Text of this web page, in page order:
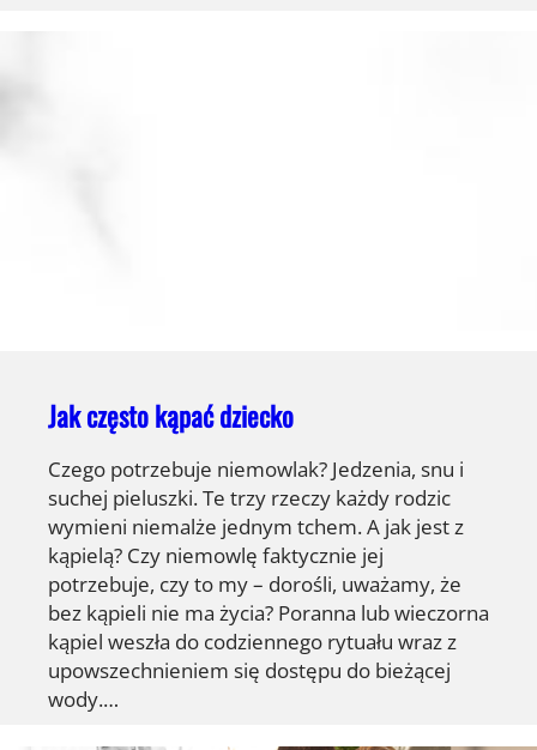
Jak często kąpać dziecko
Czego potrzebuje niemowlak? Jedzenia, snu i
suchej pieluszki. Te trzy rzeczy każdy rodzic
wymieni niemalże jednym tchem. A jak jest z
kąpielą? Czy niemowlę faktycznie jej
potrzebuje, czy to my – dorośli, uważamy, że
bez kąpieli nie ma życia? Poranna lub wieczorna
kąpiel weszła do codziennego rytuału wraz z
upowszechnieniem się dostępu do bieżącej
wody.…